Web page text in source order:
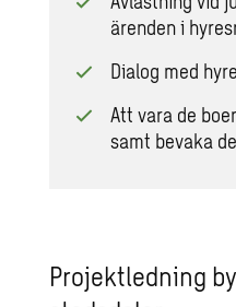
ärenden i
Dialog med
Att vara de
samt bevaka
Pro­jekt­led­ning